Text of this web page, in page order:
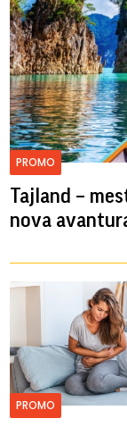
PROMO
Tajland –
nova
PROMO